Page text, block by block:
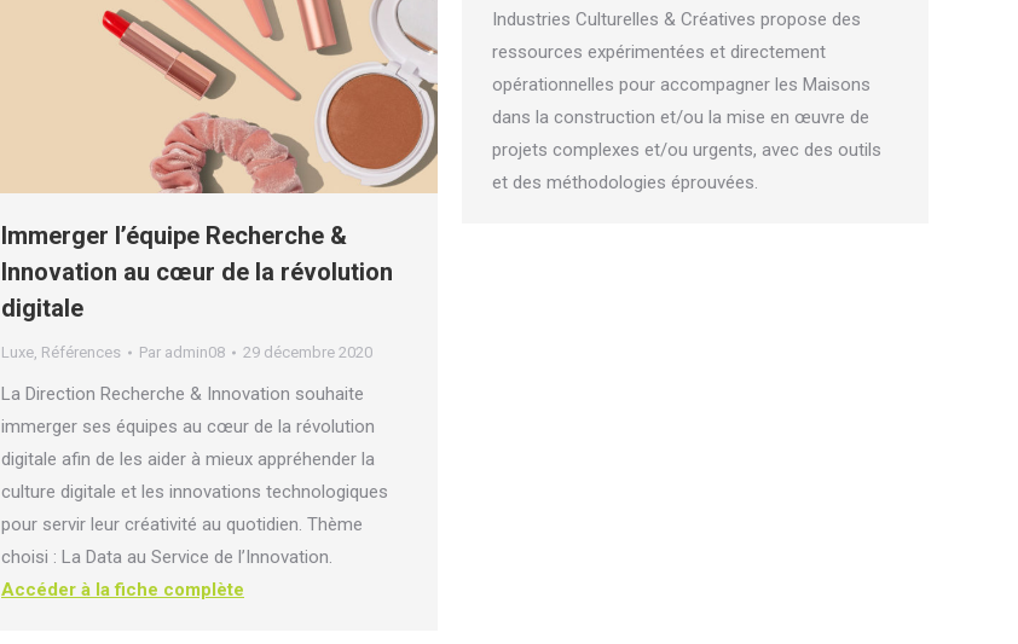
Industries Culturelles & Créatives propose des
ressources expérimentées et directement
opérationnelles pour accompagner les Maisons
dans la construction et/ou la mise en œuvre de
projets complexes et/ou urgents, avec des outils
et des méthodologies éprouvées.
Immerger l’équipe Recherche &
Innovation au cœur de la révolution
digitale
Luxe, Références Par admin08 29 décembre 2020
La Direction Recherche & Innovation souhaite
immerger ses équipes au cœur de la révolution
digitale afin de les aider à mieux appréhender la
culture digitale et les innovations technologiques
pour servir leur créativité au quotidien. Thème
choisi : La Data au Service de l’Innovation.
Accéder à la fiche complète